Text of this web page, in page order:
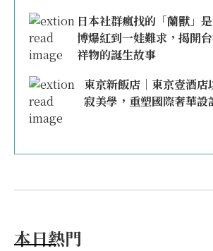
日本社群瘋找的「蘭獸」
博爆紅到一娃難求，揭開
祥物的誕生故事
東京新飯店｜東京壹酒店
寂美學，重塑國際奢華設
本日熱門